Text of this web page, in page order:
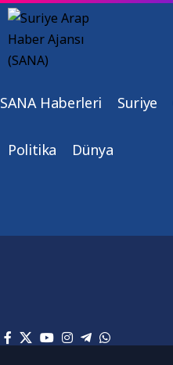
SANA Haberleri Suriye
Politika Dünya